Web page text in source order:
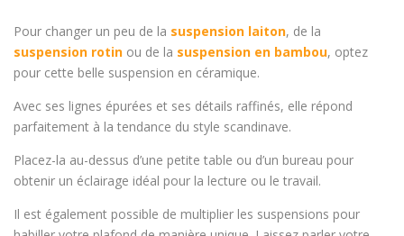
Pour changer un peu de la suspension laiton, de la
suspension rotin ou de la suspension en bambou, optez
pour cette belle suspension en céramique.
Avec ses lignes épurées et ses détails raffinés, elle répond
parfaitement à la tendance du style scandinave.
Placez-la au-dessus d’une petite table ou d’un bureau pour
obtenir un éclairage idéal pour la lecture ou le travail.
Il est également possible de multiplier les suspensions pour